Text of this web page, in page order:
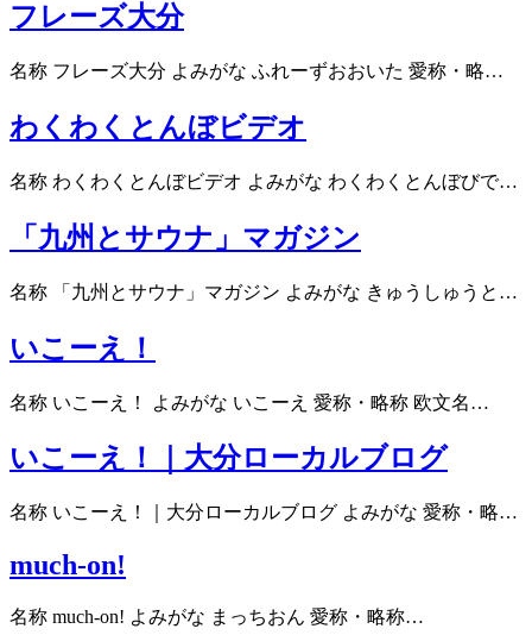
フレーズ大分
名称 フレーズ大分 よみがな ふれーずおおいた 愛称・略…
わくわくとんぼビデオ
名称 わくわくとんぼビデオ よみがな わくわくとんぼびで…
「九州とサウナ」マガジン
名称 「九州とサウナ」マガジン よみがな きゅうしゅうと…
いこーえ！
名称 いこーえ！ よみがな いこーえ 愛称・略称 欧文名…
いこーえ！｜大分ローカルブログ
名称 いこーえ！｜大分ローカルブログ よみがな 愛称・略…
much-on!
名称 much-on! よみがな まっちおん 愛称・略称…